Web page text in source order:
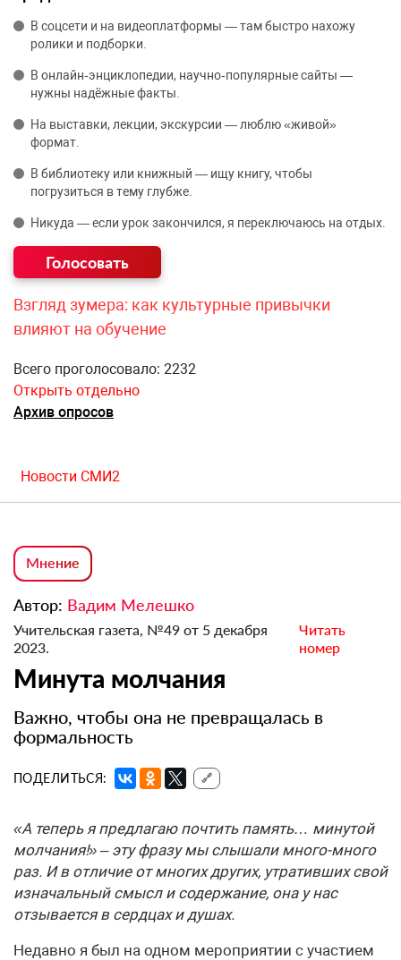
В соцсети и на видеоплатформы — там быстро нахожу
ролики и подборки.
В онлайн‑энциклопедии, научно‑популярные сайты —
нужны надёжные факты.
На выставки, лекции, экскурсии — люблю «живой»
формат.
В библиотеку или книжный — ищу книгу, чтобы
погрузиться в тему глубже.
Никуда — если урок закончился, я переключаюсь на отдых.
Взгляд зумера: как культурные привычки
влияют на обучение
Всего проголосовало: 2232
Открыть отдельно
Архив опросов
Новости СМИ2
Мнение
Автор: Вадим Мелешко
Учительская газета, №49 от 5 декабря
2023.
Читать
номер
Минута молчания
Важно, чтобы она не превращалась в
формальность
ПОДЕЛИТЬСЯ: 🔗
«А теперь я предлагаю почтить память… минутой
молчания!» – эту фразу мы слышали много-много
раз. И в отличие от многих других, утративших свой
изначальный смысл и содержание, она у нас
отзывается в сердцах и душах.
Недавно я был на одном мероприятии с участием